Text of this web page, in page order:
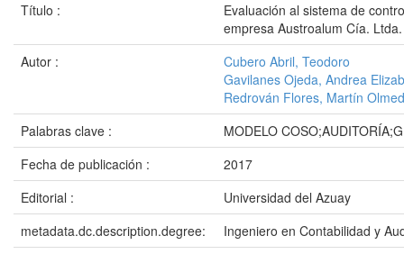
Título :
Evaluación al sistema de
empresa Austroalum Cía. Ltda.
Autor :
Cubero Abril, Teodoro
Gavilanes Ojeda, Andrea
Redrován Flores, Martín
Palabras clave :
MODELO
Fecha de publicación :
2017
Editorial :
Universidad del Azuay
metadata.dc.description.degree:
Ingeniero en Contabilidad y